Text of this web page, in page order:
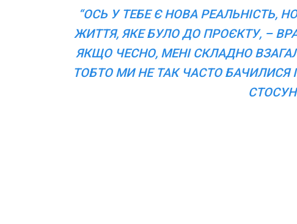
“ОСЬ У ТЕБЕ Є НОВА РЕАЛЬНІСТЬ,
ЖИТТЯ, ЯКЕ БУЛО ДО ПРОЄКТУ, –
ЯКЩО ЧЕСНО, МЕНІ СКЛАДНО
ТОБТО МИ НЕ ТАК ЧАСТО БАЧИЛИСЯ